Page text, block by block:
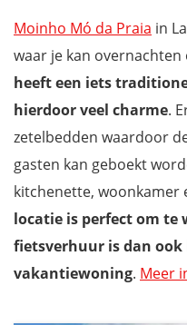
Moinho Mó da Praia in
waar je kan overnachten
heeft een iets
hierdoor veel charme.
zetelbedden waardoor
gasten kan geboekt
kitchenette, woonkamer
locatie is perfect om te
fietsverhuur is dan ook
vakantiewoning. Meer